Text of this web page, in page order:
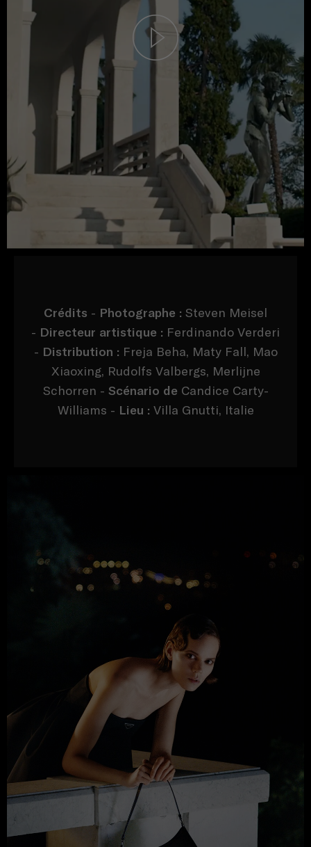
Crédits - Photographe : Steven Meisel
- Directeur artistique : Ferdinando Verderi
- Distribution : Freja Beha, Maty Fall, Mao
Xiaoxing, Rudolfs Valbergs, Merlijne
Schorren - Scénario de Candice Carty-
Williams - Lieu : Villa Gnutti, Italie